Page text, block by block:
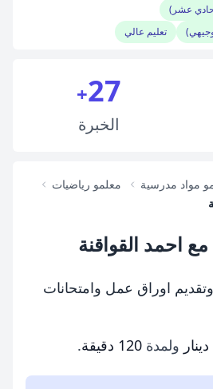
(حادي عشر)
تعليم عالي
27
+
الخبرة
مواد مدرسية
معلمو رياضيات
احمد القواقنة
اوراق عمل وامتحانات
ولمدة 120 دقيقة .